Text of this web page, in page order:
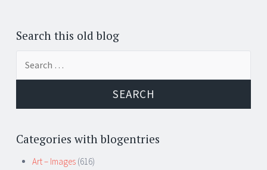
Search this old blog
Categories with blogentries
Art – Images (616)